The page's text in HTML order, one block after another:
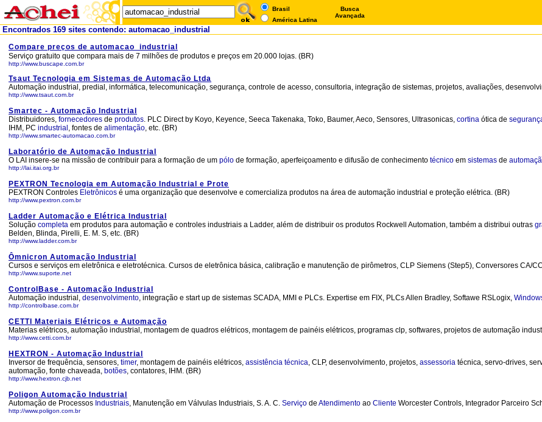
Brasil
América Latina
Busca
Avançada
Encontrados 169 sites contendo: automacao_industrial
Compare preços de automacao_industrial
Serviço gratuito que compara mais de 7 milhões de produtos e preços em 20.000 lojas. (BR)
http://www.buscape.com.br
Tsaut Tecnologia em Sistemas de Automação Ltda
Automação industrial, predial, informática, telecomunicação, segurança, controle de acesso, consultoria, integração de sistemas, projetos, avaliações,
http://www.tsaut.com.br
Smartec - Automação Industrial
Distribuidores, fornecedores de produtos. PLC Direct by Koyo, Keyence, Seeca Takenaka, Toko, Baumer, Aeco, Sensores, Ultrasonicas, cortina ótica de
IHM, PC industrial , fontes de alimentação, etc. (BR)
http://www.smartec-automacao.com.br
Laboratório de Automação Industrial
O LAI insere-se na missão de contribuir para a formação de um pólo de formação, aperfeiçoamento e difusão de conhecimento técnico em sistemas de
http://lai.itai.org.br
PEXTRON Tecnologia em Automação Industrial e Prote
PEXTRON Controles Eletrônicos é uma organização que desenvolve e comercializa produtos na área de automação industrial e proteção elétrica. (BR)
http://www.pextron.com.br
Ladder Automação e Elétrica Industrial
Solução completa em produtos para automação e controles industriais a Ladder, além de distribuir os produtos Rockwell Automation, também a distribui outras
Belden, Blinda, Pirelli, E. M. S, etc. (BR)
http://www.ladder.com.br
Ômnicron Automação Industrial
Cursos e serviços em eletrônica e eletrotécnica. Cursos de eletrônica básica, calibração e manutenção de pirômetros, CLP Siemens (Step5), Conversores CA/
http://www.suporte.net
ControlBase - Automação Industrial
Automação industrial, desenvolvimento, integração e start up de sistemas SCADA, MMI e PLCs. Expertise em FIX, PLCs Allen Bradley, Softawe RSLogix,
http://controlbase.com.br
CETTI Materiais Elétricos e Automação
Materias elétricos, automação industrial, montagem de quadros elétricos, montagem de painéis elétricos, programas clp, softwares, projetos de automação
http://www.cetti.com.br
HEXTRON - Automação Industrial
Inversor de frequência, sensores, timer, montagem de painéis elétricos, assistência técnica, CLP, desenvolvimento, projetos, assessoria técnica, servo-drives,
automação, fonte chaveada, botões, contatores, IHM. (BR)
http://www.hextron.cjb.net
Poligon Automação Industrial
Automação de Processos Industriais, Manutenção em Válvulas Industriais, S. A. C. Serviço de Atendimento ao Cliente Worcester Controls, Integrador Parceiro
http://www.poligon.com.br